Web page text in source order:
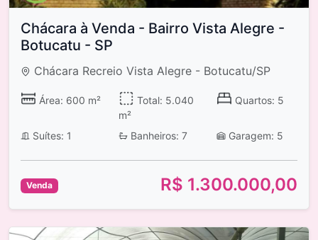
Chácara à Venda - Bairro Vista Alegre -
Botucatu - SP
Chácara Recreio Vista Alegre - Botucatu/SP
Área: 600 m²
Total: 5.040
m²
Quartos: 5
Suítes: 1 Banheiros: 7 Garagem: 5
Venda R$ 1.300.000,00